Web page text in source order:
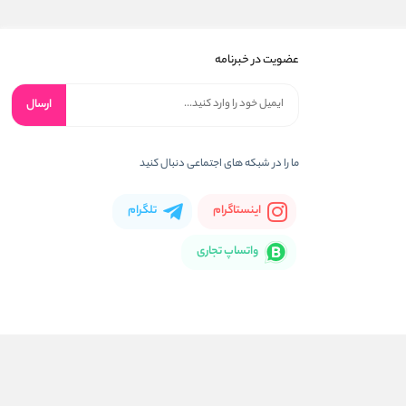
عضویت در خبرنامه
ارسال
ما را در شبکه های اجتماعی دنبال کنید
اینستاگرام تلگرام
واتساپ تجاری